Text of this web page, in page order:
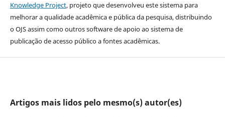
Knowledge Project, projeto que desenvolveu este sistema para
melhorar a qualidade acadêmica e pública da pesquisa, distribuindo
o OJS assim como outros software de apoio ao sistema de
publicação de acesso público a fontes acadêmicas.
Artigos mais lidos pelo mesmo(s) autor(es)